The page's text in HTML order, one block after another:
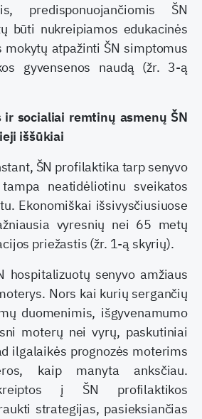
predisponuojančiomis ŠN
būti nukreipiamos edukacinės
mokytų atpažinti ŠN simptomus
gyvensenos naudą (žr. 3-ą
ir socialiai remtinų asmenų ŠN
iššūkiai
ŠN profilaktika tarp senyvo
neatidėliotinu sveikatos
Ekonomiškai išsivysčiusiuose
vyresnių nei 65 metų
priežastis (žr. 1-ą skyrių).
hospitalizuotų senyvo amžiaus
Nors kai kurių sergančių
duomenimis, išgyvenamumo
moterų nei vyrų, paskutiniai
ilgalaikės prognozės moterims
kaip manyta anksčiau.
į ŠN profilaktikos
strategijas, pasieksiančias